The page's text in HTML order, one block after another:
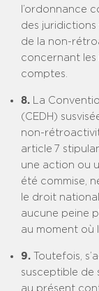
l’ordonnance
des juridictions
de la non-
concernant les
comptes.
8. La
(CEDH)
non-
article 7
une action ou
été commise,
le droit
aucune peine
au moment où
9. Toutefois,
susceptible de
au présent